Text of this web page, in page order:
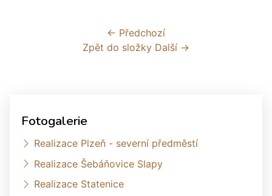
← Předchozí
Zpět do složky Další →
Fotogalerie
Realizace Plzeň - severní předměstí
Realizace Šebáňovice Slapy
Realizace Statenice